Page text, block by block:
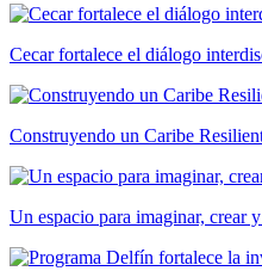
Cecar fortalece el diálogo
Construyendo un Caribe
Un espacio para imaginar, crear